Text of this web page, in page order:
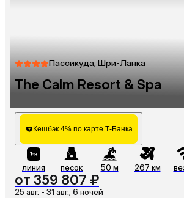
Пассикуда, Шри-Ланка
The Calm Resort & Spa
Кешбэк 4% по карте Т-Банка
линия песок 50 м 267 км
от 359 807 ₽
25 авг. - 31 авг., 6 ночей